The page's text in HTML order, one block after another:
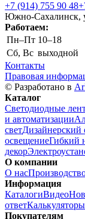
+7 (914) 755 90 48
Южно-Сахалинск,
Работаем:
Пн–Пт 10–18
Сб, Вс выходной
Контакты
Правовая
© Разработано в
Каталог
Светодиодные
и автоматизации
светДизайнерский
освещениеГибкий
декор
О компании
О нас
Информация
КаталогиВидео
ответКалькуляторы
Покупателям